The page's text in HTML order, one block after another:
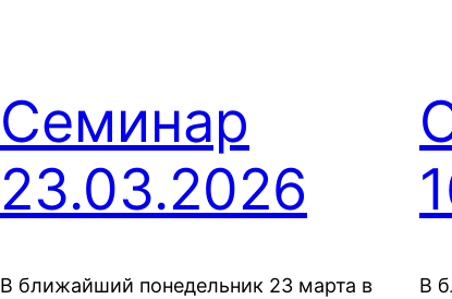
Семинар
23.03.2026
В ближайший понедельник 23 марта в
В